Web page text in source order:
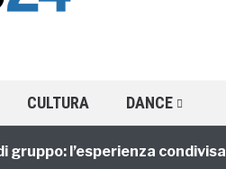
CULTURA DANCE
l’esperienza condivisa